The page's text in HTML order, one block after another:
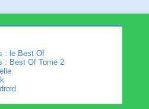
: le Best Of
: Best Of Tome 2